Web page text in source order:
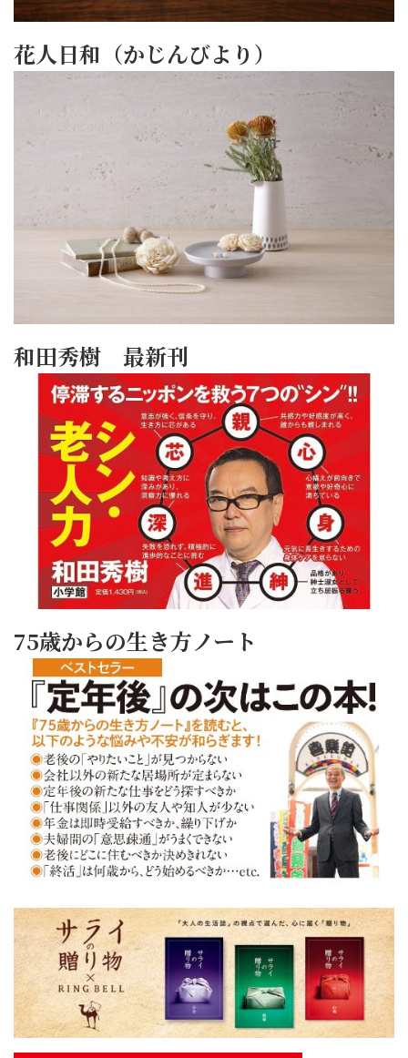
花人日和（かじんびより）
和田秀樹 最新刊
75歳からの生き方ノート